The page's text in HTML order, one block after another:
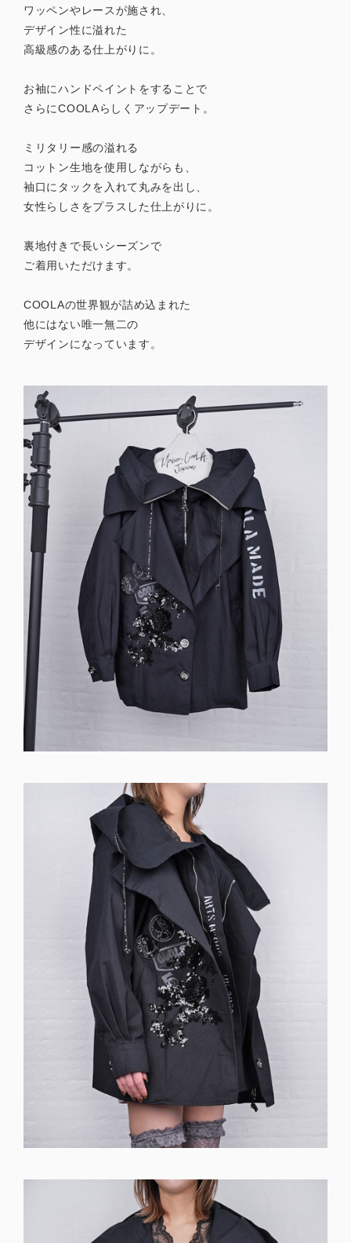
ワッペンやレースが施され、
デザイン性に溢れた
高級感のある仕上がりに。
お袖にハンドペイントをすることで
さらにCOOLAらしくアップデート。
ミリタリー感の溢れる
コットン生地を使用しながらも、
袖口にタックを入れて丸みを出し、
女性らしさをプラスした仕上がりに。
裏地付きで長いシーズンで
ご着用いただけます。
COOLAの世界観が詰め込まれた
他にはない唯一無二の
デザインになっています。